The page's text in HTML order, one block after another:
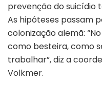
prevenção do suicídio
As hipóteses passam
colonização alemã:
como besteira, como
trabalhar”, diz a
Volkmer.